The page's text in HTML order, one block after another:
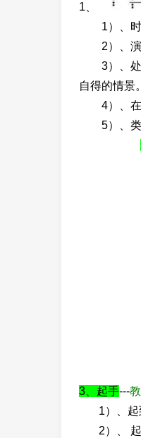
1、
1）、时
2）、演
3）、处
自得的情景
4）、在
5）、类
3、起手---
1）、起
2）、 起